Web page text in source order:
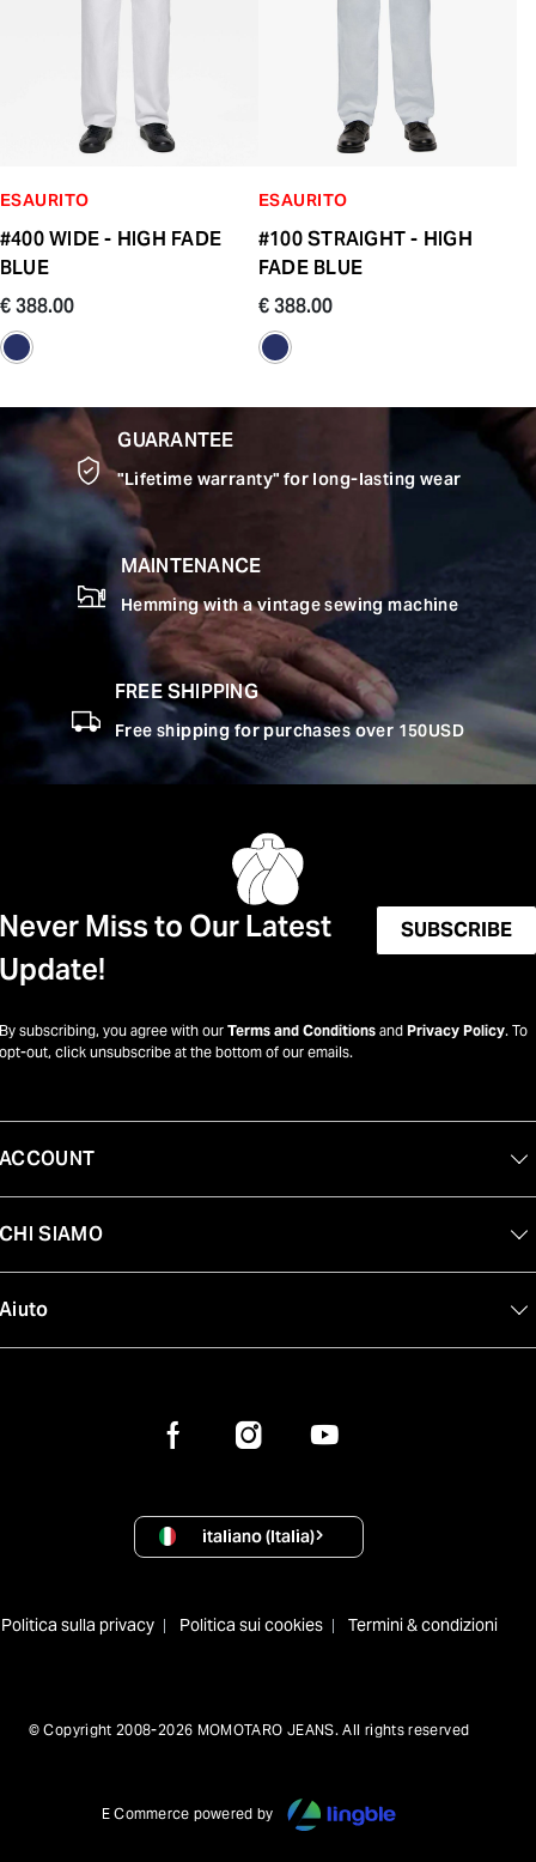
ESAURITO
#400 WIDE - HIGH FADE
BLUE
€ 388.00
ESAURITO
#100 STRAIGHT - HIGH
FADE BLUE
€ 388.00
GUARANTEE
"Lifetime warranty" for long-lasting wear
MAINTENANCE
Hemming with a vintage sewing machine
FREE SHIPPING
Free shipping for purchases over 150USD
Never Miss to Our Latest
Update!
SUBSCRIBE
By subscribing, you agree with our Terms and Conditions and Privacy Policy. To
opt-out, click unsubscribe at the bottom of our emails.
ACCOUNT
CHI SIAMO
Aiuto
italiano (Italia)
Politica sulla privacy Politica sui cookies Termini & condizioni
© Copyright 2008-2026 MOMOTARO JEANS. All rights reserved
E Commerce powered by